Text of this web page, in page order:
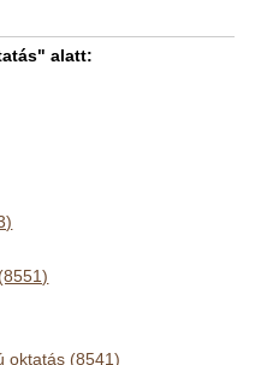
alatt:
oktatás (8541)